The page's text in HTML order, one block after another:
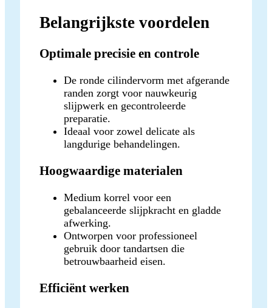
Belangrijkste voordelen
Optimale precisie en controle
De ronde cilindervorm met afgerande
randen zorgt voor nauwkeurig
slijpwerk en gecontroleerde
preparatie.
Ideaal voor zowel delicate als
langdurige behandelingen.
Hoogwaardige materialen
Medium korrel voor een
gebalanceerde slijpkracht en gladde
afwerking.
Ontworpen voor professioneel
gebruik door tandartsen die
betrouwbaarheid eisen.
Efficiënt werken